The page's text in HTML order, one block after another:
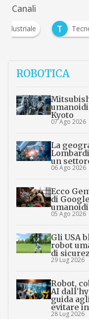
Canali
A
Automazione
ROBOTICA
Kyoto
07 Ago 2026
La
un
06 Ago 2026
Ecco
di
umanoidi
05 Ago 2026
Gli USA
robot
di
29 Lug 2026
Robot,
AI
guida
evitare
28 Lug 2026